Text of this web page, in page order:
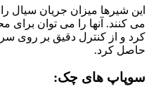
این شیرها میزان جریان سیال
می کنند. آنها را می توان برای
کرد و از کنترل دقیق بر روی
حاصل کرد.
سوپاپ های چک: